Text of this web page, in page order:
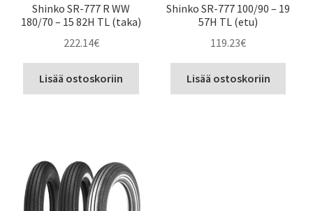
Shinko SR-777 R WW
180/70 – 15 82H TL (taka)
222.14€
Lisää ostoskoriin
Shinko SR-777 100/90 – 19
57H TL (etu)
119.23€
Lisää ostoskoriin